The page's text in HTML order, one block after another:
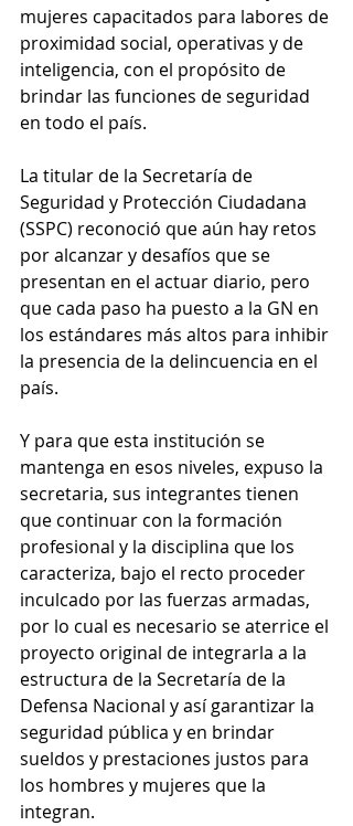
mujeres capacitados para labores de
proximidad social, operativas y de
inteligencia, con el propósito de
brindar las funciones de seguridad
en todo el país.
La titular de la Secretaría de
Seguridad y Protección Ciudadana
(SSPC) reconoció que aún hay retos
por alcanzar y desafíos que se
presentan en el actuar diario, pero
que cada paso ha puesto a la GN en
los estándares más altos para inhibir
la presencia de la delincuencia en el
país.
Y para que esta institución se
mantenga en esos niveles, expuso la
secretaria, sus integrantes tienen
que continuar con la formación
profesional y la disciplina que los
caracteriza, bajo el recto proceder
inculcado por las fuerzas armadas,
por lo cual es necesario se aterrice el
proyecto original de integrarla a la
estructura de la Secretaría de la
Defensa Nacional y así garantizar la
seguridad pública y en brindar
sueldos y prestaciones justos para
los hombres y mujeres que la
integran.